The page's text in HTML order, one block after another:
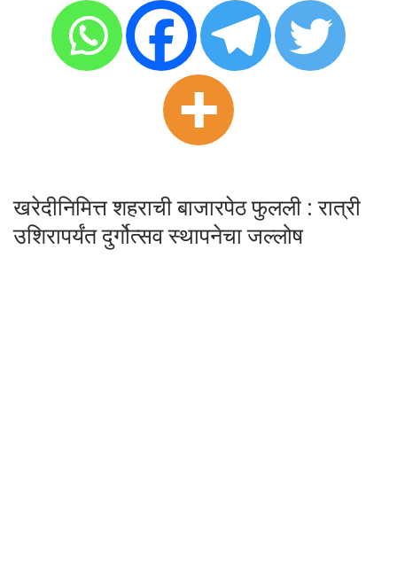
खरेदीनिमित्त शहराची बाजारपेठ फुलली : रात्री
उशिरापर्यंत दुर्गोत्सव स्थापनेचा जल्लोष